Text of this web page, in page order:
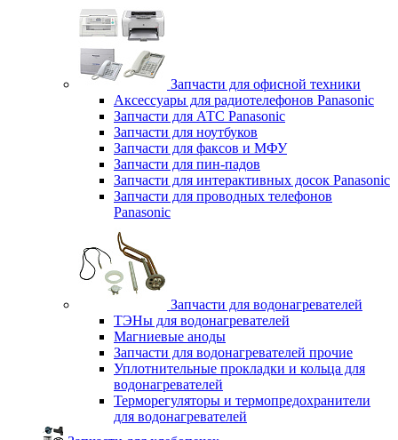
Запчасти для офисной техники
Аксессуары для радиотелефонов Panasonic
Запчасти для АТС Panasonic
Запчасти для ноутбуков
Запчасти для факсов и МФУ
Запчасти для пин-падов
Запчасти для интерактивных досок Panasonic
Запчасти для проводных телефонов
Panasonic
Запчасти для водонагревателей
ТЭНы для водонагревателей
Магниевые аноды
Запчасти для водонагревателей прочие
Уплотнительные прокладки и кольца для
водонагревателей
Терморегуляторы и термопредохранители
для водонагревателей